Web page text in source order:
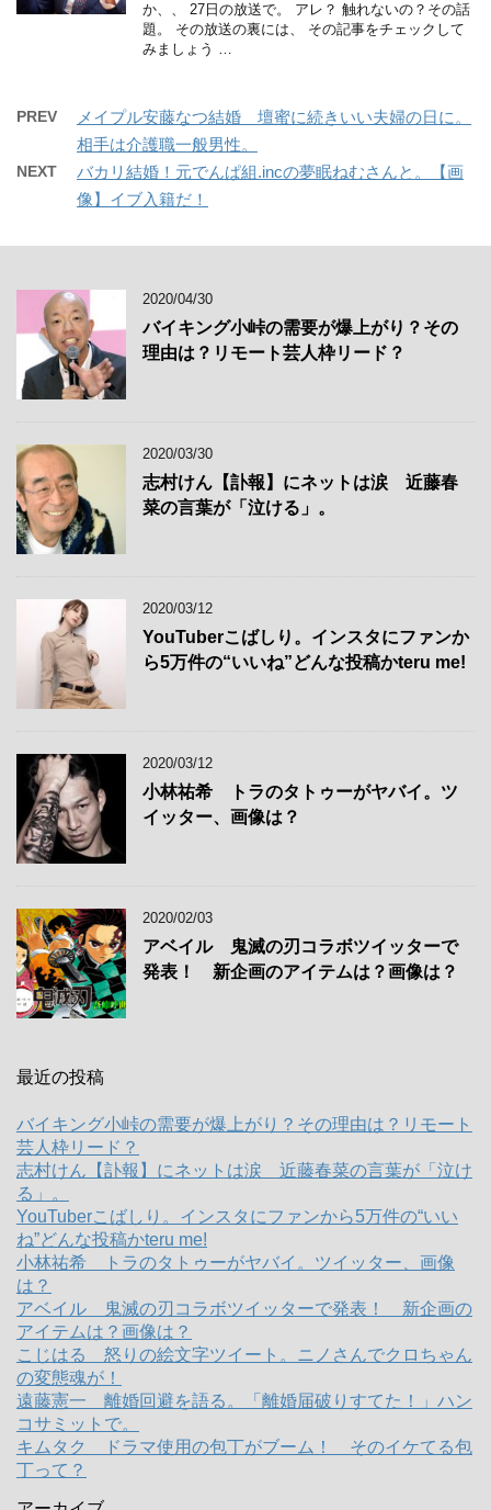
か、、 27日の放送で。 アレ？ 触れないの？その話
題。 その放送の裏には、 その記事をチェックして
みましょう …
PREV
メイプル安藤なつ結婚 壇蜜に続きいい夫婦の日に。
相手は介護職一般男性。
NEXT
バカリ結婚！元でんぱ組.incの夢眠ねむさんと。【画
像】イブ入籍だ！
2020/04/30
バイキング小峠の需要が爆上がり？その
理由は？リモート芸人枠リード？
2020/03/30
志村けん【訃報】にネットは涙 近藤春
菜の言葉が「泣ける」。
2020/03/12
YouTuberこばしり。インスタにファンか
ら5万件の“いいね”どんな投稿かteru me!
2020/03/12
小林祐希 トラのタトゥーがヤバイ。ツ
イッター、画像は？
2020/02/03
アベイル 鬼滅の刃コラボツイッターで
発表！ 新企画のアイテムは？画像は？
最近の投稿
バイキング小峠の需要が爆上がり？その理由は？リモート
芸人枠リード？
志村けん【訃報】にネットは涙 近藤春菜の言葉が「泣け
る」。
YouTuberこばしり。インスタにファンから5万件の“いい
ね”どんな投稿かteru me!
小林祐希 トラのタトゥーがヤバイ。ツイッター、画像
は？
アベイル 鬼滅の刃コラボツイッターで発表！ 新企画の
アイテムは？画像は？
こじはる 怒りの絵文字ツイート。ニノさんでクロちゃん
の変態魂が！
遠藤憲一 離婚回避を語る。「離婚届破りすてた！」ハン
コサミットで。
キムタク ドラマ使用の包丁がブーム！ そのイケてる包
丁って？